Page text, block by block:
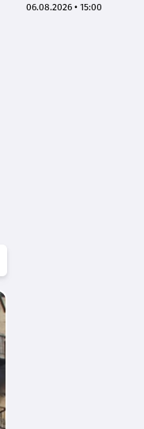
გუდაურის ტურისტული
06.08.2026 • 15:00